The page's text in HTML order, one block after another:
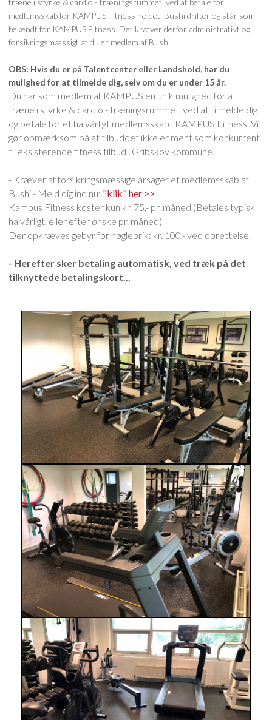
FLAD VISNING
TRÆNINGSTIDER
KAMPUS FITNESS
træne i styrke & cardio - træningsrummet, ved at betale for
medlemsskab for KAMPUS Fitness holdet. Bushi drifter og står som
bekendt for KAMPUS Fitness. Det kræver derfor administrativt og
forsikringsmæssigt at du er medlem af Bushi.
OBS: Hvis du er på Talentcenter eller Landshold, har du
mulighed for at tilmelde dig, selv om du er under 15 år.
Du har som medlem af KAMPUS en unik mulighed for at
træne i styrke & cardio - træningsrummet, ved at tilmelde dig
og betale for et halvårligt medlemsskab i KAMPUS Fitness. Vi
gør opmærksom på at tilbuddet ikke er ment som konkurrent
til eksisterende fitness tilbud i Gribskov kommune.
- Kræver af forsikringsmæssige årsager et medlemsskab af
Bushi - Meld dig ind nu: "klik" her >>
Kampus Fitness koster kun kr. 75,- pr. måned (Betales typisk
halvårligt, eller efter ønske pr. måned)
Der opkræves gebyr for nøglebrik: kr. 100,- ved oprettelse.
- Herefter sker betaling automatisk, ved træk på det
tilknyttede betalingskort...